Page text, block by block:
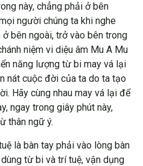
này, chẳng phải ở bên
người chúng ta khi nghe
bên ngoài, trở vào bên trong
niệm vi diệu âm Mu A Mu
năng lượng từ bi may vá lại
nát cuộc đời của ta do ta tạo
Hãy cùng nhau may vá lại để
ngay trong giây phút này,
thân ngữ ý.
là bàn tay phải vào lòng bàn
từ bi và trí tuệ, vận dụng